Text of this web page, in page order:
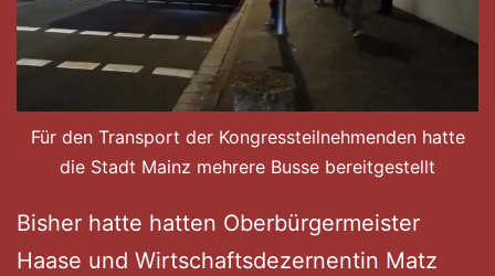
Für den Transport der Kongressteilnehmenden hatte
die Stadt Mainz mehrere Busse bereitgestellt
Bisher hatte hatten Oberbürgermeister
Haase und Wirtschaftsdezernentin Matz